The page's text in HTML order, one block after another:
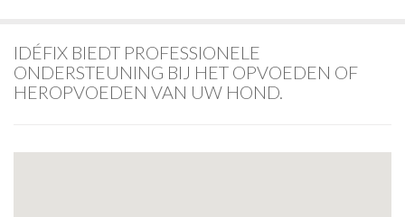
IDÉFIX BIEDT PROFESSIONELE
ONDERSTEUNING BIJ HET OPVOEDEN OF
HEROPVOEDEN VAN UW HOND.